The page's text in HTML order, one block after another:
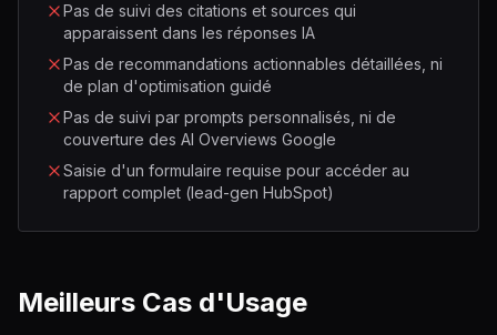
Pas de suivi des citations et sources qui
apparaissent dans les réponses IA
Pas de recommandations actionnables détaillées, ni
de plan d'optimisation guidé
Pas de suivi par prompts personnalisés, ni de
couverture des AI Overviews Google
Saisie d'un formulaire requise pour accéder au
rapport complet (lead-gen HubSpot)
Meilleurs Cas d'Usage